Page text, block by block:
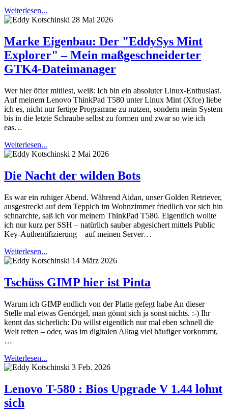
Weiterlesen...
28 Mai 2026
Marke Eigenbau: Der "EddySys Mint
Explorer" – Mein maßgeschneiderter
GTK4-Dateimanager
Wer hier öfter mitliest, weiß: Ich bin ein absoluter Linux-Enthusiast.
Auf meinem Lenovo ThinkPad T580 unter Linux Mint (Xfce) liebe
ich es, nicht nur fertige Programme zu nutzen, sondern mein System
bis in die letzte Schraube selbst zu formen und zwar so wie ich
eas…
Weiterlesen...
2 Mai 2026
Die Nacht der wilden Bots
Es war ein ruhiger Abend. Während Aidan, unser Golden Retriever,
ausgestreckt auf dem Teppich im Wohnzimmer friedlich vor sich hin
schnarchte, saß ich vor meinem ThinkPad T580. Eigentlich wollte
ich nur kurz per SSH – natürlich sauber abgesichert mittels Public
Key-Authentifizierung – auf meinen Server…
Weiterlesen...
14 März 2026
Tschüss GIMP hier ist Pinta
Warum ich GIMP endlich von der Platte gefegt habe An dieser
Stelle mal etwas Genörgel, man gönnt sich ja sonst nichts. :-) Ihr
kennt das sicherlich: Du willst eigentlich nur mal eben schnell die
Welt retten – oder, was im digitalen Alltag viel häufiger vorkommt,
…
Weiterlesen...
3 Feb. 2026
Lenovo T-580 : Bios Upgrade V 1.44 lohnt
sich